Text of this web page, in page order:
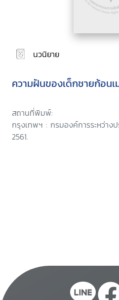
นวนิยาย
ความฝันของเด็กชายก้อนเ
สถานที่พิมพ์:
กรุงเทพฯ : กรมองค์การระหว่างป
2561.